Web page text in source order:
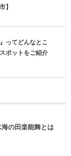
】
ってどんなとこ
ポットをご紹介
の田楽能舞とは